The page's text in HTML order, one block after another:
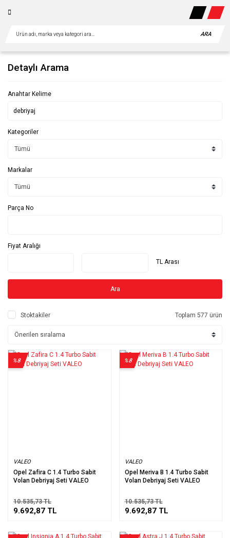
ARA
Detaylı Arama
Anahtar Kelime
Kategoriler
Markalar
Parça No
Fiyat Aralığı
TL Arası
Ara
Stoktakiler Toplam 577 ürün
VALEO
Opel Zafira C 1.4 Turbo Sabit
Volan Debriyaj Seti VALEO
%8
10.535,73 TL
9.692,87 TL
VALEO
Opel Meriva B 1.4 Turbo Sabit
Volan Debriyaj Seti VALEO
%8
10.535,73 TL
9.692,87 TL